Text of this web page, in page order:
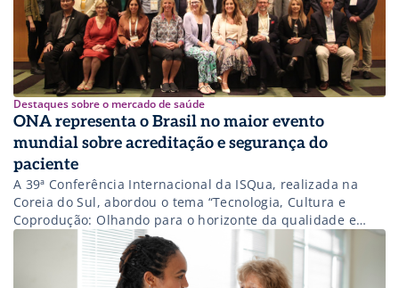
Destaques sobre o mercado de saúde
ONA representa o Brasil no maior evento
mundial sobre acreditação e segurança do
paciente
A 39ª Conferência Internacional da ISQua, realizada na
Coreia do Sul, abordou o tema “Tecnologia, Cultura e
Coprodução: Olhando para o horizonte da qualidade e
segurança”